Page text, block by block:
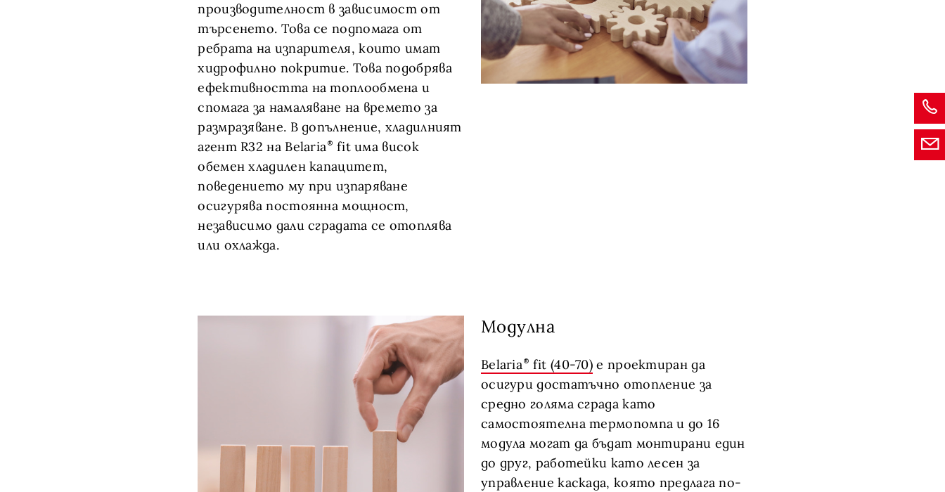
производителност в зависимост от
търсенето. Това се подпомага от
ребрата на изпарителя, които имат
хидрофилно покритие. Това подобрява
ефективността на топлообмена и
спомага за намаляване на времето за
размразяване. В допълнение, хладилният
агент R32 на Belaria
fit има висок
обемен хладилен капацитет,
поведението му при изпаряване
осигурява постоянна мощност,
независимо дали сградата се отоплява
или охлажда.
Модулна
Belaria fit (40-70) е проектиран да
осигури достатъчно отопление за
средно голяма сграда като
самостоятелна термопомпа и до 16
модула могат да бъдат монтирани един
до друг, работейки като лесен за
управление каскада, която предлага по-